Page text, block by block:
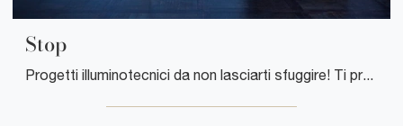
Stop
Progetti illuminotecnici da non lasciarti sfuggire! Ti presentiamo la lampada da terra Stop di Davide Groppi.